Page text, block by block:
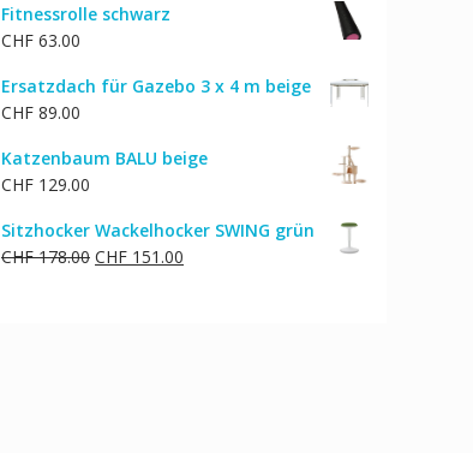
Fitnessrolle schwarz
CHF 63.00
Ersatzdach für Gazebo 3 x 4 m beige
CHF 89.00
Katzenbaum BALU beige
CHF 129.00
Sitzhocker Wackelhocker SWING grün
CHF178.00 Ursprünglicher
CHF 151.00